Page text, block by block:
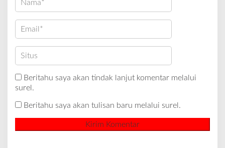
Beritahu saya akan tindak lanjut komentar melalui
surel.
Beritahu saya akan tulisan baru melalui surel.